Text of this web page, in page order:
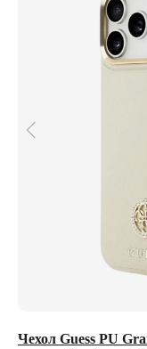
Чехол Guess PU